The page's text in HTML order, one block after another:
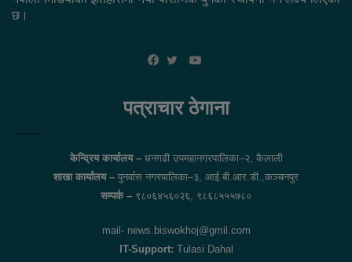
छ।
YouTube
पत्राचार ठेगाना
केन्द्रिय कार्यालय –धनगढी उपमहानगरपालिका–२, कैलाली
शाखा कार्यालय – पुनर्वास नगरपालिका–३, आई.बी.आर.डी.,कञ्चनपुर
सम्पर्क – ९८०६४५६०२६, ९८६८५५५७८०
mail- news.biswokhoj@gmil.com
IT-Support: Tulasi Dahal